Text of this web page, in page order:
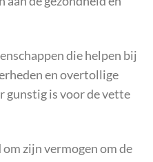
die helpen bij
en overtollige
gunstig is voor de vette
zijn vermogen om de